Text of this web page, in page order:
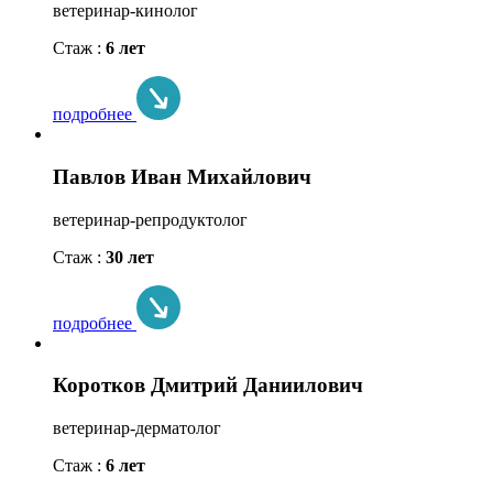
ветеринар-кинолог
Стаж : 6 лет
подробнее
Павлов Иван Михайлович
ветеринар-репродуктолог
Стаж : 30 лет
подробнее
Коротков Дмитрий Даниилович
ветеринар-дерматолог
Стаж : 6 лет